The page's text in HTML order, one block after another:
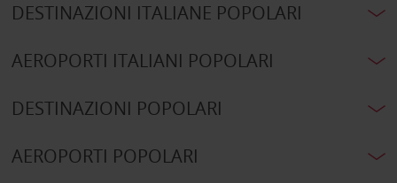
DESTINAZIONI ITALIANE POPOLARI
AEROPORTI ITALIANI POPOLARI
DESTINAZIONI POPOLARI
AEROPORTI POPOLARI